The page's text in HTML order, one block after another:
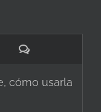
Comentarios
cómo usarla